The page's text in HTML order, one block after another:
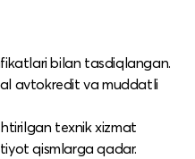
bilan tasdiqlangan.
avtokredit va muddatli
texnik xizmat
qismlarga qadar.